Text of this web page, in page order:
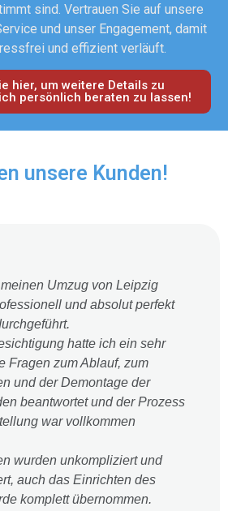
sind. Vertrauen Sie auf unsere
und unser Engagement, damit
und effizient verläuft.
hier, um weitere Details zu
persönlich beraten zu lassen!
unsere Kunden!
Umzug von Leipzig
und absolut perfekt
hatte ich ein sehr
Fragen zum Ablauf, zum
und der Demontage der
beantwortet und der Prozess
war vollkommen
wurden unkompliziert und
auch das Einrichten des
komplett übernommen.